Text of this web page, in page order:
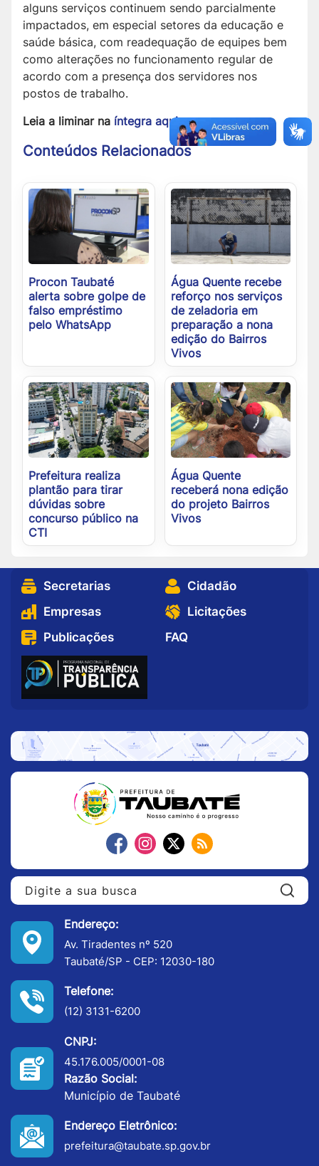
alguns serviços continuem sendo parcialmente
impactados, em especial setores da educação e
saúde básica, com readequação de equipes bem
como alterações no funcionamento regular de
acordo com a presença dos servidores nos
postos de trabalho.
Leia a liminar na íntegra aqui.
Conteúdos Relacionados
Procon Taubaté
alerta sobre golpe de
falso empréstimo
pelo WhatsApp
Água Quente recebe
reforço nos serviços
de zeladoria em
preparação a nona
edição do Bairros
Vivos
Prefeitura realiza
plantão para tirar
dúvidas sobre
concurso público na
CTI
Água Quente
receberá nona edição
do projeto Bairros
Vivos
Secretarias
Cidadão
Empresas
Licitações
Publicações
FAQ
Endereço:
Av. Tiradentes nº 520
Taubaté/SP - CEP: 12030-180
Telefone:
(12) 3131-6200
CNPJ:
45.176.005/0001-08
Razão Social:
Município de Taubaté
Endereço Eletrônico:
prefeitura@taubate.sp.gov.br